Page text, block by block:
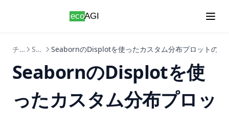
チュートリアル Seaborn SeabornのDisplotを使ったカスタム分布プロットの作
SeabornのDisplotを使
ったカスタム分布プロッ